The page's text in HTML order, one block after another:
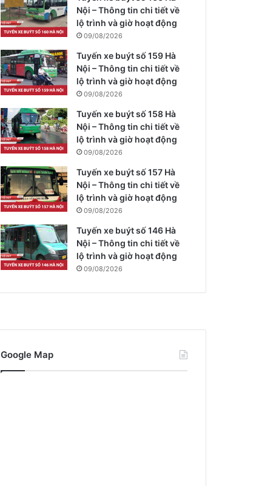
Nội – Thông tin chi tiết về
lộ trình và giờ hoạt động
09/08/2026
Tuyến xe buýt số 159 Hà
Nội – Thông tin chi tiết về
lộ trình và giờ hoạt động
09/08/2026
Tuyến xe buýt số 158 Hà
Nội – Thông tin chi tiết về
lộ trình và giờ hoạt động
09/08/2026
Tuyến xe buýt số 157 Hà
Nội – Thông tin chi tiết về
lộ trình và giờ hoạt động
09/08/2026
Tuyến xe buýt số 146 Hà
Nội – Thông tin chi tiết về
lộ trình và giờ hoạt động
09/08/2026
Google Map